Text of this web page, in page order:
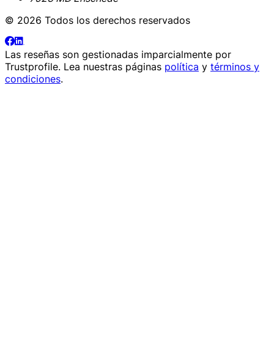
© 2026 Todos los derechos reservados
Las reseñas son gestionadas imparcialmente por
Trustprofile. Lea nuestras páginas política y términos y
condiciones.